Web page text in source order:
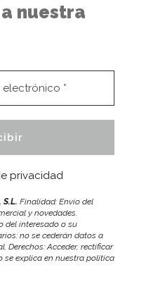
nuestra
privacidad
S.L. Finalidad: Envío del
y novedades.
del interesado o su
no se cederán datos a
Derechos: Acceder, rectificar
explica en nuestra política